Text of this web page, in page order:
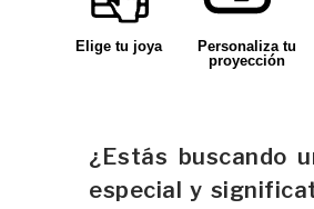
Elige tu joya
Personaliza tu
proyección
¿Estás buscando
especial y